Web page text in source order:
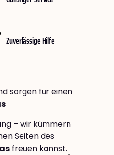
Zuverlässige Hilfe
sorgen für einen
– wir kümmern
Seiten des
freuen kannst.